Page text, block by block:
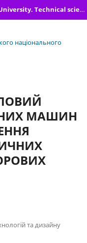
Herald of Khmelnytskyi National University. Technical sciences
національного
МАШИН
та дизайну